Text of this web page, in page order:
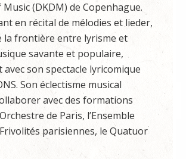
Music (DKDM) de Copenhague.
en récital de mélodies et lieder,
la frontière entre lyrisme et
savante et populaire,
son spectacle lyricomique
Son éclectisme musical
avec des formations
de Paris, l’Ensemble
parisiennes, le Quatuor